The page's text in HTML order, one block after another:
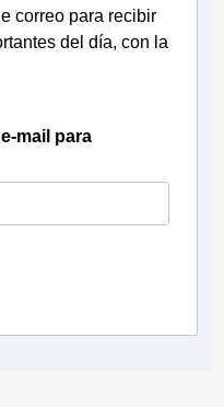
correo para recibir
del día, con la
mail para